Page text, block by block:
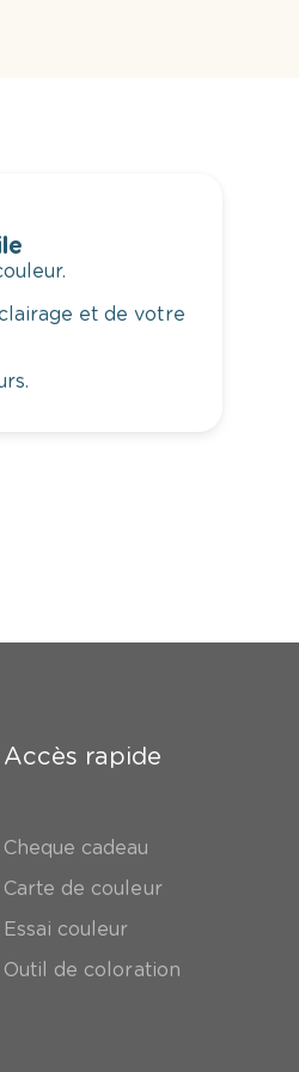
et de votre
Accès rapide
Cheque cadeau
Carte de couleur
Essai couleur
Outil de coloration